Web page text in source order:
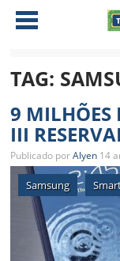
NOTÍCIAS
AMD
INTEL
ATI
NVIDIA
SOFTWARE
TABLETS
CELULAR
IOS
NOKIA
JOGOS
DOWNLOADS
ANÁLISE
TAG:
9 MILHÕES
III
Publicado porAlyen 14
Samsung